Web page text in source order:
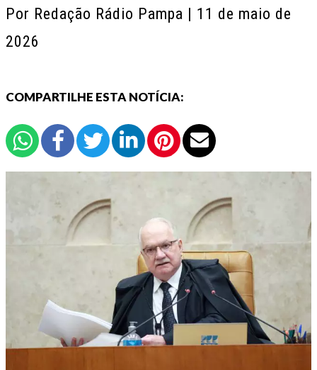
Por Redação Rádio Pampa | 11 de maio de
2026
COMPARTILHE ESTA NOTÍCIA: